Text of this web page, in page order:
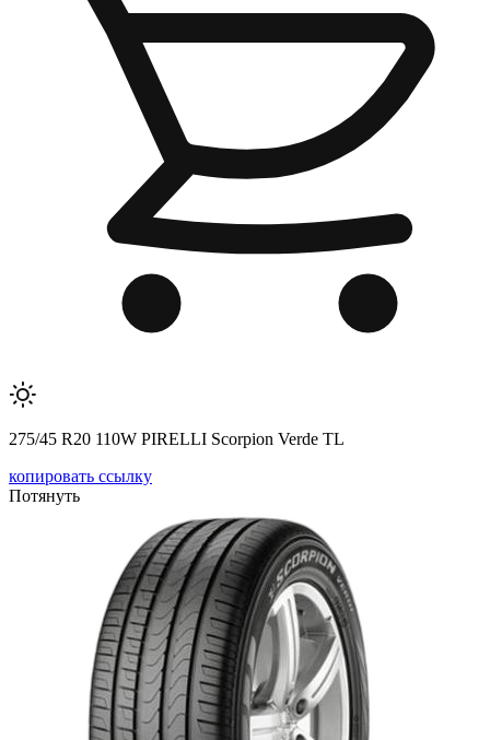
275/45 R20 110W PIRELLI Scorpion Verde TL
копировать ссылку
Потянуть